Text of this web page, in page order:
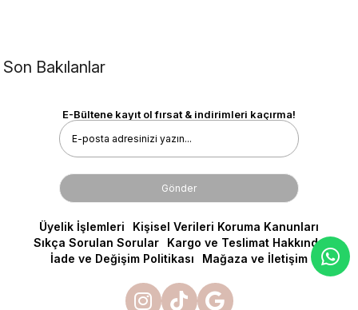
Son Bakılanlar
E-Bültene kayıt ol fırsat & indirimleri kaçırma!
Gönder
Üyelik İşlemleri
Kişisel Verileri Koruma Kanunları
Sıkça Sorulan Sorular
Kargo ve Teslimat Hakkında
İade ve Değişim Politikası
Mağaza ve İletişim